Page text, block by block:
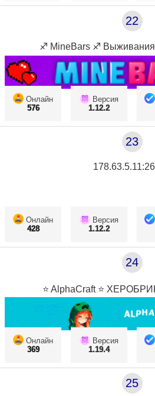
22
♐ MineBars ♐
Онлайн
576
Версия
1.12.2
23
Онлайн
428
Версия
1.12.2
24
⭐ AlphaCraft ⭐
Онлайн
369
Версия
1.19.4
25